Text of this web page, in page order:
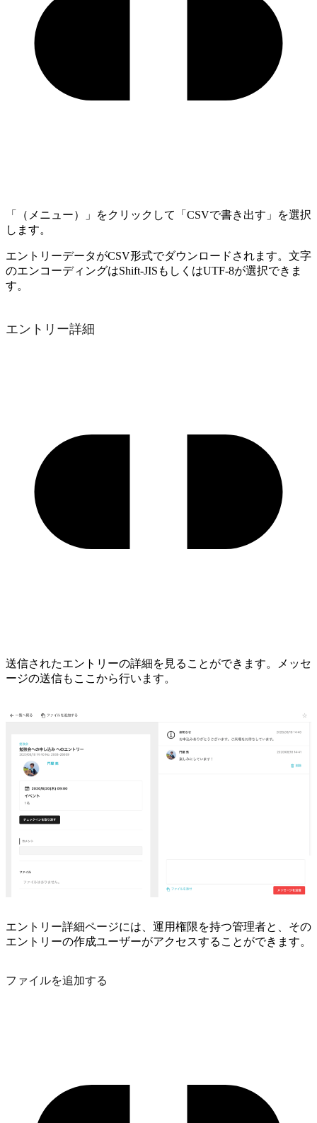
「（メニュー）」をクリックして「CSVで書き出す」を選択
します。
エントリーデータがCSV形式でダウンロードされます。文字
のエンコーディングはShift-JISもしくはUTF-8が選択できま
す。
エントリー詳細
送信されたエントリーの詳細を見ることができます。メッセ
ージの送信もここから行います。
エントリー詳細ページには、運用権限を持つ管理者と、その
エントリーの作成ユーザーがアクセスすることができます。
ファイルを追加する